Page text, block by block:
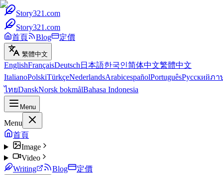
Story321.com
Story321.com
首頁
Blog 定價
繁體中文
EnglishFrançaisDeutsch 日本語한국인简体中文繁體中文
ItalianoPolskiTürkçeNederlandsArabicespañolPortuguêsРусскийภา
ไทยDanskNorsk bokmålBahasa Indonesia
Menu
Menu
首頁
Image
Video
Writing
Blog 定價